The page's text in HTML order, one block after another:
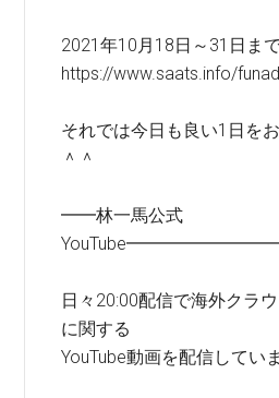
2021年10月18日～31日ま
https://www.saats.info/
それでは今日も良い1日を
＾＾
━━林一馬公式
日々20:00配信で海外クラ
に関する
YouTube動画を配信してい